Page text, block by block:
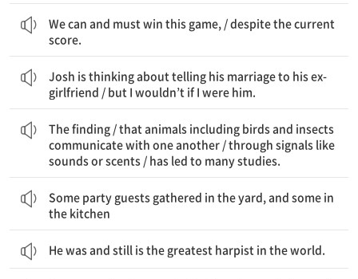
We can and must win this game, / despite the current
score.
Josh is thinking about telling his marriage to his ex-
girlfriend / but I wouldn’t if I were him.
The finding / that animals including birds and insects
communicate with one another / through signals like
sounds or scents / has led to many studies.
Some party guests gathered in the yard, and some in
the kitchen
He was and still is the greatest harpist in the world.